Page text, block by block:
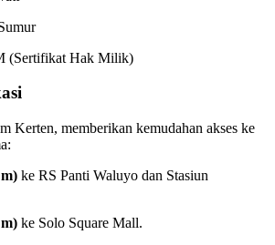
(Sertifikat Hak Milik)
Kerten, memberikan kemudahan akses ke
ke RS Panti Waluyo dan Stasiun
ke Solo Square Mall.